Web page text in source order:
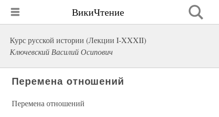
ВикиЧтение
Курс русской истории (Лекции I-XXXII)
Ключевский Василий Осипович
Перемена отношений
Перемена отношений